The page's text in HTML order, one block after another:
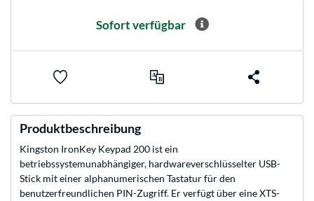
Sofort verfügbar
Produktbeschreibung
Kingston IronKey Keypad 200 ist ein
betriebssystemunabhängiger, hardwareverschlüsselter USB-
Stick mit einer alphanumerischen Tastatur für den
benutzerfreundlichen PIN-Zugriff. Er verfügt über eine XTS-